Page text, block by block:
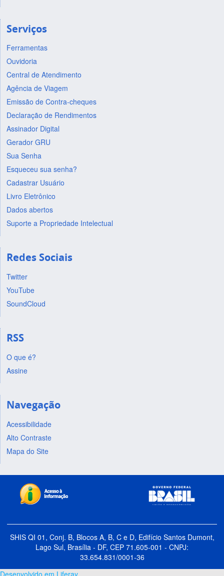
Serviços
Ferramentas
Ouvidoria
Central de Atendimento
Agência de Viagem
Emissão de Contra-cheques
Declaração de Rendimentos
Assinador Digital
Gerador GRU
Sua Senha
Esqueceu sua senha?
Cadastrar Usuário
Livro Eletrônico
Dados abertos
Suporte a Propriedade Intelectual
Redes Sociais
Twitter
YouTube
SoundCloud
RSS
O que é?
Assine
Navegação
Acessibilidade
Alto Contraste
Mapa do Site
SHIS QI 01, Conj. B, Blocos A, B, C e D, Edifício Santos Dumont,
Lago Sul, Brasília - DF, CEP 71.605-001 - CNPJ:
33.654.831/0001-36